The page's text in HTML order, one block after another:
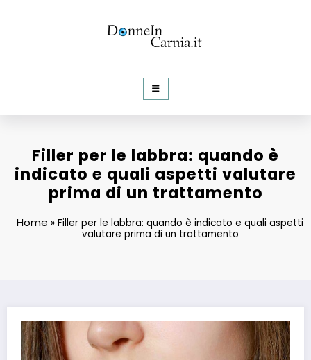
Filler per le labbra: quando è
indicato e quali aspetti valutare
prima di un trattamento
Home »Filler per le labbra: quando è indicato e quali aspetti
valutare prima di un trattamento